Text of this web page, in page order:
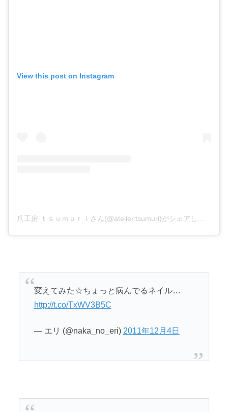
View this post on Instagram
変えてみた☆ちょっと病んでるネイル…
http://t.co/TxWV3B5C
— エリ (@naka_no_eri) 2011年12月4日